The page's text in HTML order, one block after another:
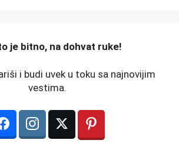
je bitno, na dohvat ruke!
i budi uvek u toku sa najnovijim
vestima.